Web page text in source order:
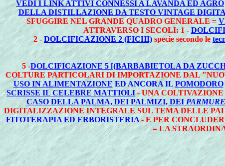
VEDI I LINK ATTIVI CONNESSI A LAVANDA ED AGRO
DELLA DISTILLAZIONE DA TESTO VINTAGE
SFUGGIRE NEL GRANDE QUADRO GENERALE =
ATTRAVERSO I SECOLI: 1 -
2 -DOLCIFICAZIONE 2 (FICHI) specie secondo le
5 -DOLCIFICAZIONE 5 [(BARBABIETOLA DA
COLTURE PARTICOLARI DI IMPORTAZIONE DAL
USO IN ALIMENTAZIONEED ANCORA ILPOMODORO
SCRISSE IL CELEBRE MATTIOLI- UNA
CASO DELLA PALMA, DEI PALMIZI, DEI
DIGITALIZZAZIONE INTEGRALE SUL TEMA DELLE
FITOTERAPIA ED ERBORISTERIA- E PER
= LA